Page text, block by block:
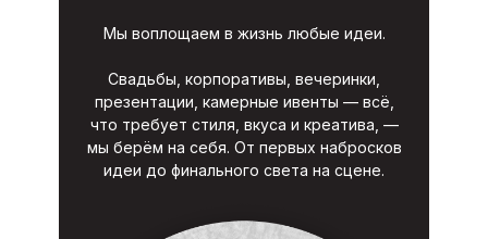
Мы воплощаем в жизнь любые идеи.
Свадьбы, корпоративы, вечеринки,
презентации, камерные ивенты — всё,
что требует стиля, вкуса и креатива, —
мы берём на себя. От первых набросков
идеи до финального света на сцене.